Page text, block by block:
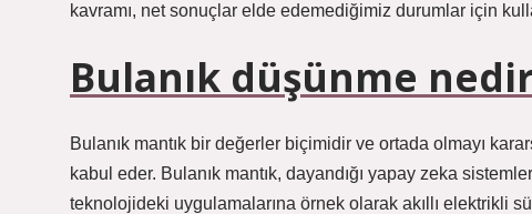
kavramı, net sonuçlar elde edemediğimiz durumlar için
Bulanık düşünme
Bulanık mantık bir değerler biçimidir ve ortada olmayı
kabul eder. Bulanık mantık, dayandığı yapay zeka
teknolojideki uygulamalarına örnek olarak akıllı elektrikli